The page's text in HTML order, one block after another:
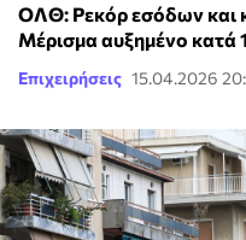
ΟΛΘ: Ρεκόρ εσόδων και
Μέρισμα αυξημένο κατά
Επιχειρήσεις 15.04.2026